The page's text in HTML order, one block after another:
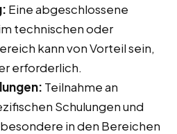
Eine abgeschlossene
technischen oder
kann von Vorteil sein,
erforderlich.
Teilnahme an
Schulungen und
in den Bereichen